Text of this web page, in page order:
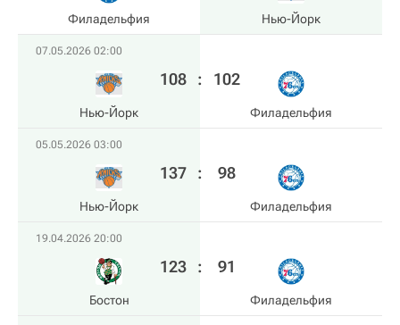
Филадельфия Нью-Йорк
07.05.2026 02:00
Нью-Йорк
108 : 102
Филадельфия
05.05.2026 03:00
Нью-Йорк
137 : 98
Филадельфия
19.04.2026 20:00
Бостон
123 : 91
Филадельфия